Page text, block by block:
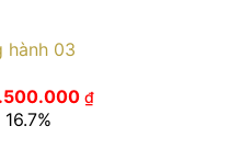
hành 03
₫Giá
hiện